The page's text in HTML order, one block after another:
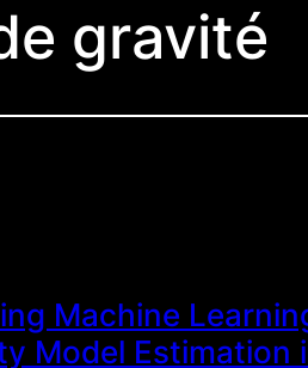
gravité
Machine
Model Estimation